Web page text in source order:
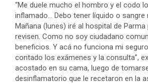
“Me duele mucho el hombro y el codo
inflamado… Debo tener líquido o sangre
Mañana (lunes) iré al hospital de Parma
revisen. Como no soy ciudadano
beneficios. Y acá no funciona mi
contado los exámenes y la consulta”,
acostado en su cama, luego de
desinflamatorio que le recetaron en la